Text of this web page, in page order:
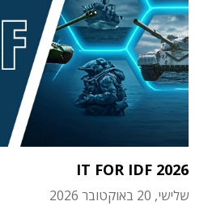
IT FOR IDF 2026
שלישי, 20 באוקטובר 2026